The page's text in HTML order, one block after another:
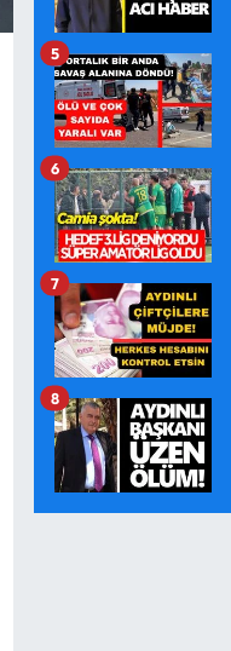
5
6
7
8